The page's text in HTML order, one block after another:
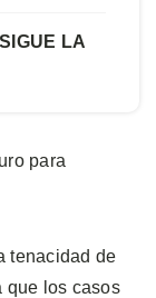
LA
para
tenacidad de
que los casos